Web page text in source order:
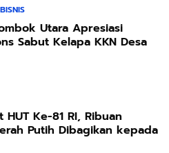
Utara Apresiasi
Sabut Kelapa KKN Desa
HUT Ke-81 RI, Ribuan
Putih Dibagikan kepada